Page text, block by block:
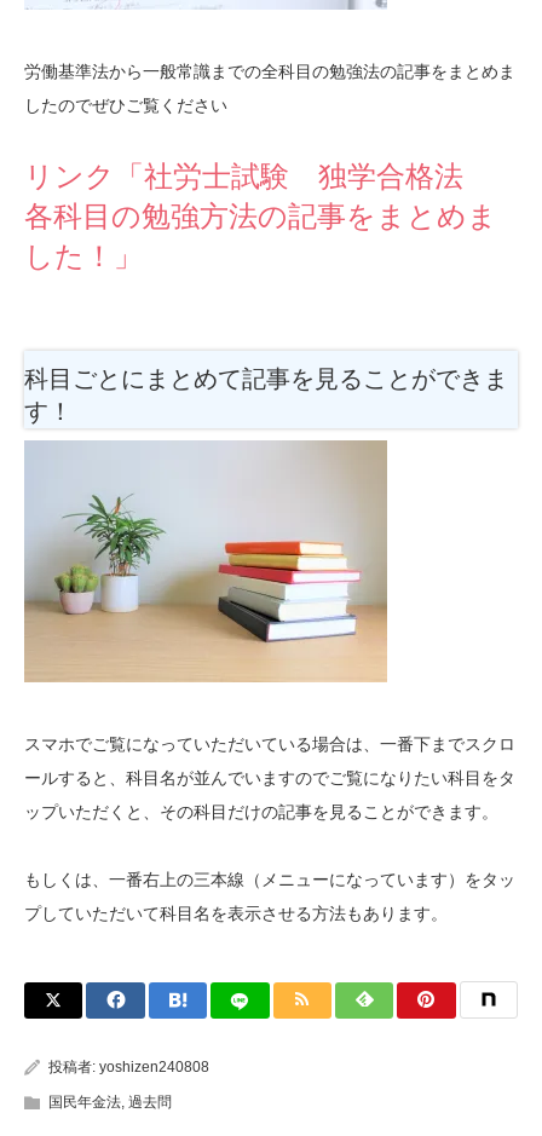
労働基準法から一般常識までの全科目の勉強法の記事をまとめま
したのでぜひご覧ください
リンク「社労士試験 独学合格法
各科目の勉強方法の記事をまとめま
した！」
科目ごとにまとめて記事を見ることができま
す！
スマホでご覧になっていただいている場合は、一番下までスクロ
ールすると、科目名が並んでいますのでご覧になりたい科目をタ
ップいただくと、その科目だけの記事を見ることができます。
もしくは、一番右上の三本線（メニューになっています）をタッ
プしていただいて科目名を表示させる方法もあります。
投稿者: yoshizen240808
国民年金法, 過去問